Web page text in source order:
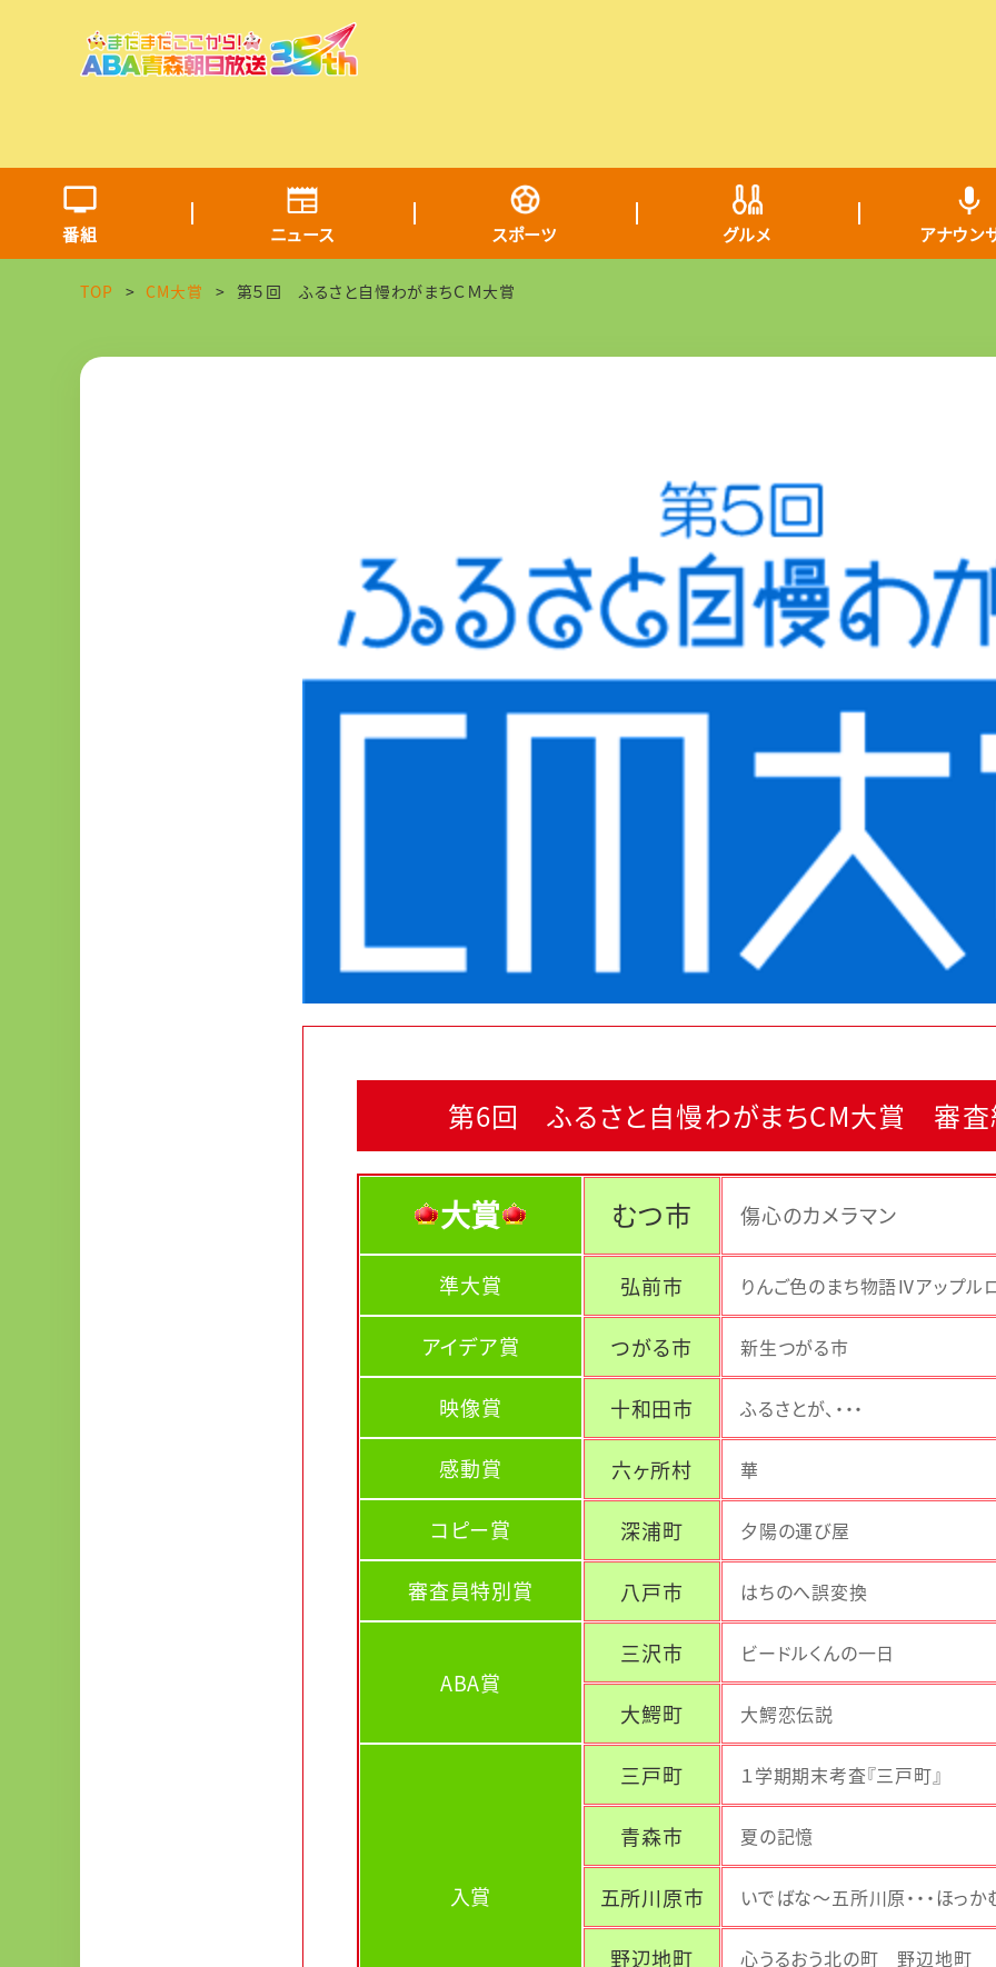
番組 ニュース スポーツ グルメ アナウン
TOP CM大賞 第５回 ふるさと自慢わがまちＣＭ大賞
第6回 ふるさと自慢わがまちCM大賞 審
大賞 むつ市 傷心のカメラマン
準大賞 弘前市 りんご色のまち物語Ⅳアップル
アイデア賞 つがる市 新生つがる市
映像賞 十和田市 ふるさとが、・・・
感動賞 六ヶ所村 華
コピー賞 深浦町 夕陽の運び屋
審査員特別賞 八戸市 はちのへ誤変換
ABA賞
三沢市 ビードルくんの一日
大鰐町 大鰐恋伝説
入賞
三戸町 １学期期末考査『三戸町』
青森市 夏の記憶
五所川原市 いでばな～五所川原・・・ほっか
野辺地町 心うるおう北の町 野辺地町